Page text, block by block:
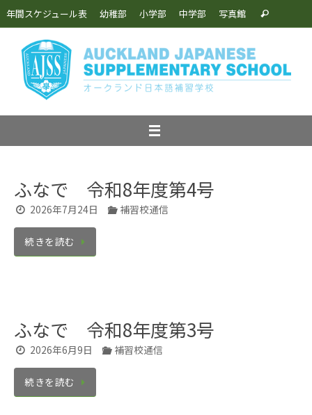
コ
ン
ス
年間スケジュール表 幼稚部 小学部 中学部 写真館
索:
検
ふなで 令和8年度第4号
2026年7月24日 補習校通信
続きを読む
ふなで 令和8年度第3号
2026年6月9日 補習校通信
続きを読む